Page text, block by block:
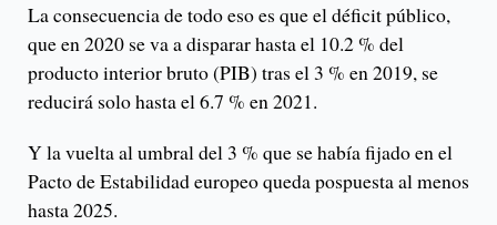
La consecuencia de todo eso es que el déficit público,
que en 2020 se va a disparar hasta el 10.2 % del
producto interior bruto (PIB) tras el 3 % en 2019, se
reducirá solo hasta el 6.7 % en 2021.
Y la vuelta al umbral del 3 % que se había fijado en el
Pacto de Estabilidad europeo queda pospuesta al menos
hasta 2025.